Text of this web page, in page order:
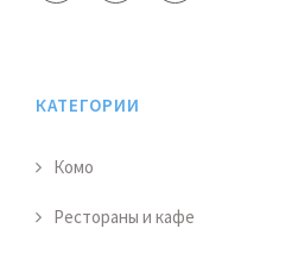
КАТЕГОРИИ
Комо
Рестораны и кафе